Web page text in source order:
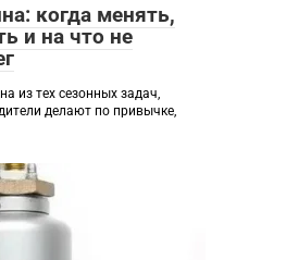
когда менять,
и на что не
из тех сезонных задач,
делают по привычке,